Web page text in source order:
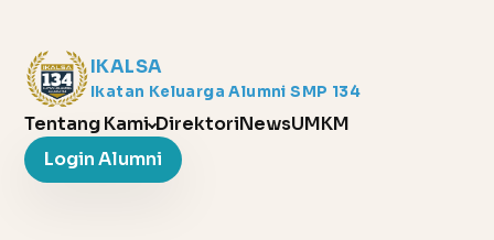
IKALSA
Ikatan Keluarga Alumni SMP 134
Tentang Kami DirektoriNewsUMKM
Login Alumni